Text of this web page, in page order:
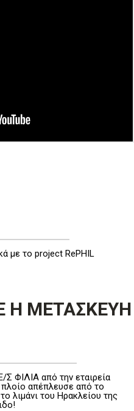
με το project RePHIL
Η ΜΕΤΑΣΚΕΥΗ
ΦΙΛΙΑ από την εταιρεία
απέπλευσε από το
λιμάνι του Ηρακλείου της